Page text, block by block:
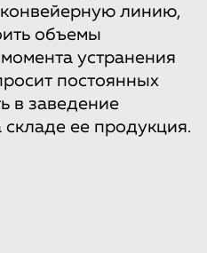
линию,
объемы
устранения
постоянных
в заведение
складе ее продукция.